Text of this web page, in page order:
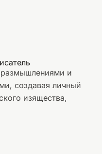
и
создавая личный
изящества,